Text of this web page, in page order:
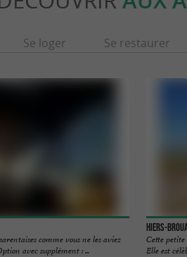
Se loger Se restaurer
comme vous ne les aviez
avec supplément : ...
Hiers-
Cette
Elle est